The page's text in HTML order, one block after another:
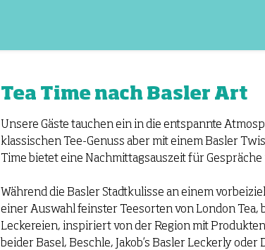
Tea Time nach Basler Art
Unsere Gäste tauchen ein in die entspannte
klassischen Tee-Genuss aber mit einem Basler
Time bietet eine Nachmittagsauszeit für
Während die Basler Stadtkulisse an einem
einer Auswahl feinster Teesorten von London
Leckereien, inspiriert von der Region mit
beider Basel, Beschle, Jakob’s Basler Leckerly oder